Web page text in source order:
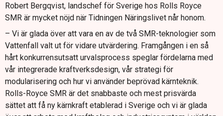
Robert Bergqvist, landschef för Sverige hos Rolls Royce
SMR är mycket nöjd när Tidningen Näringslivet når honom.
– Vi är glada över att vara en av de två SMR-teknologier som
Vattenfall valt ut för vidare utvärdering. Framgången i en så
hårt konkurrensutsatt urvalsprocess speglar fördelarna med
vår integrerade kraftverksdesign, vår strategi för
modularisering och hur vi använder beprövad kärnteknik.
Rolls-Royce SMR är det snabbaste och mest prisvärda
sättet att få ny kärnkraft etablerad i Sverige och vi är glada